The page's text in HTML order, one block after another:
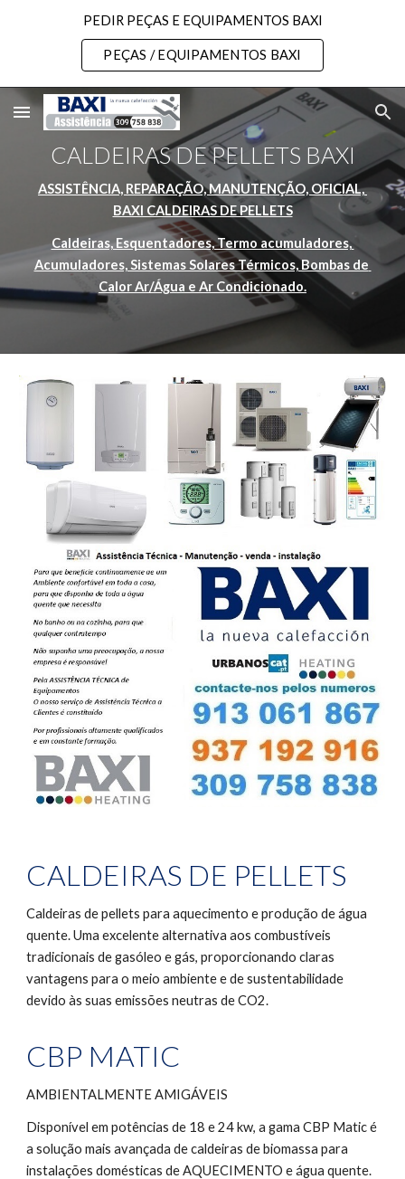
PEDIR PEÇAS E EQUIPAMENTOS BAXI
PEÇAS / EQUIPAMENTOS BAXI
CALDEIRAS DE PELLETS BAXI
ASSISTÊNCIA, REPARAÇÃO, MANUTENÇÃO, OFICIAL,
BAXI CALDEIRAS DE PELLETS
Caldeiras, Esquentadores, Termo acumuladores,
Acumuladores, Sistemas Solares Térmicos, Bombas de
Calor Ar/Água e Ar Condicionado.
CALDEIRAS DE PELLETS
Caldeiras de pellets para aquecimento e produção de água
quente. Uma excelente alternativa aos combustíveis
tradicionais de gasóleo e gás, proporcionando claras
vantagens para o meio ambiente e de sustentabilidade
devido às suas emissões neutras de CO2.
CBP MATIC
AMBIENTALMENTE AMIGÁVEIS
Disponível em potências de 18 e 24 kw, a gama CBP Matic é
a solução mais avançada de caldeiras de biomassa para
instalações domésticas de AQUECIMENTO e água quente.